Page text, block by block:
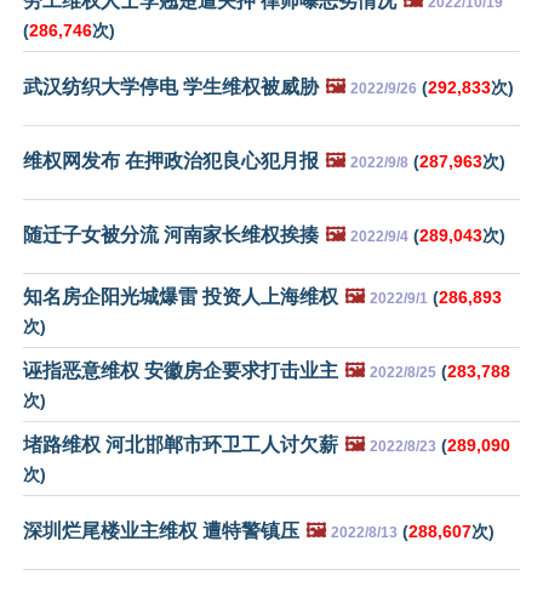
(286,746次)
武汉纺织大学停电 学生维权被威胁 🖼️ 2022/9/26 (292,833次)
维权网发布 在押政治犯良心犯月报 🖼️ 2022/9/8 (287,963次)
随迁子女被分流 河南家长维权挨揍 🖼️ 2022/9/4 (289,043次)
知名房企阳光城爆雷 投资人上海维权 🖼️ 2022/9/1 (286,893
次)
诬指恶意维权 安徽房企要求打击业主 🖼️ 2022/8/25 (283,788
次)
堵路维权 河北邯郸市环卫工人讨欠薪 🖼️ 2022/8/23 (289,090
次)
深圳烂尾楼业主维权 遭特警镇压 🖼️ 2022/8/13 (288,607次)